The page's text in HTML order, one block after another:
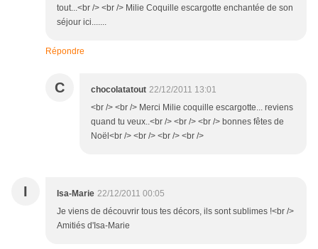
tout...<br /> <br /> Milie Coquille escargotte enchantée de son
séjour ici.......
Répondre
C chocolatatout 22/12/2011 13:01
<br /> <br /> Merci Milie coquille escargotte... reviens
quand tu veux..<br /> <br /> <br /> bonnes fêtes de
Noël<br /> <br /> <br /> <br />
I Isa-Marie 22/12/2011 00:05
Je viens de découvrir tous tes décors, ils sont sublimes !<br />
Amitiés d'Isa-Marie